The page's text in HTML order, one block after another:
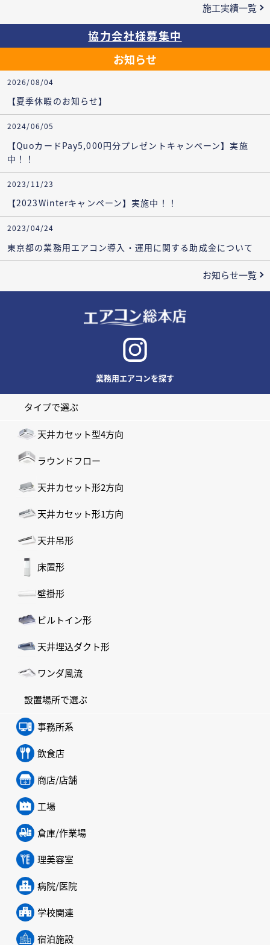
施工実績一覧
協力会社様募集中
お知らせ
2026/08/04
【夏季休暇のお知らせ】
2024/06/05
【QuoカードPay5,000円分プレゼントキャンペーン】実施
中！！
2023/11/23
【2023Winterキャンペーン】実施中！！
2023/04/24
東京都の業務用エアコン導入・運用に関する助成金について
お知らせ一覧
業務用エアコンを探す
タイプで選ぶ
天井カセット型4方向
ラウンドフロー
天井カセット形2方向
天井カセット形1方向
天井吊形
床置形
壁掛形
ビルトイン形
天井埋込ダクト形
ワンダ風流
設置場所で選ぶ
事務所系
飲食店
商店/店舗
工場
倉庫/作業場
理美容室
病院/医院
学校関連
宿泊施設